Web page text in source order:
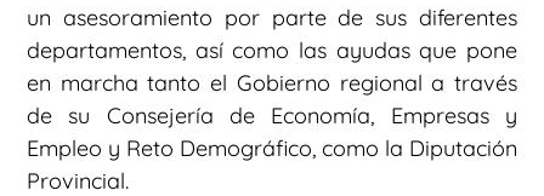
un asesoramiento por parte de sus diferentes
departamentos, así como las ayudas que pone
en marcha tanto el Gobierno regional a través
de su Consejería de Economía, Empresas y
Empleo y Reto Demográfico, como la Diputación
Provincial.